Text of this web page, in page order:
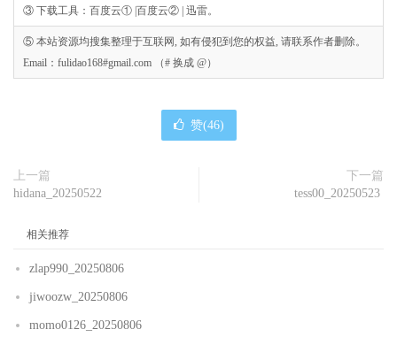
③ 下载工具：百度云① |百度云② | 迅雷。
⑤ 本站资源均搜集整理于互联网, 如有侵犯到您的权益, 请联系作者删除。
Email：fulidao168#gmail.com （# 换成 @）
赞(46)
上一篇
hidana_20250522
下一篇
tess00_20250523
相关推荐
zlap990_20250806
jiwoozw_20250806
momo0126_20250806